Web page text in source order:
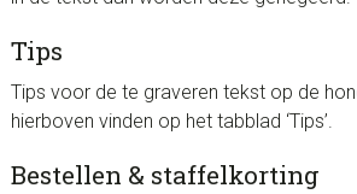
Tips
Tips voor de te graveren tekst op de
hierboven vinden op het tabblad ‘Tips’.
Bestellen & staffelkorting